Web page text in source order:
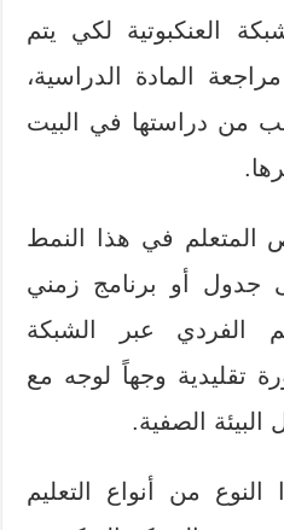
العنكبوتية لكي يتم
المادة الدراسية،
من دراستها في البيت
المتعلم في هذا النمط
جدول أو برنامج زمني
الفردي عبر الشبكة
تقليدية وجهاً لوجه مع
البيئة الصفية.
من أنواع التعليم